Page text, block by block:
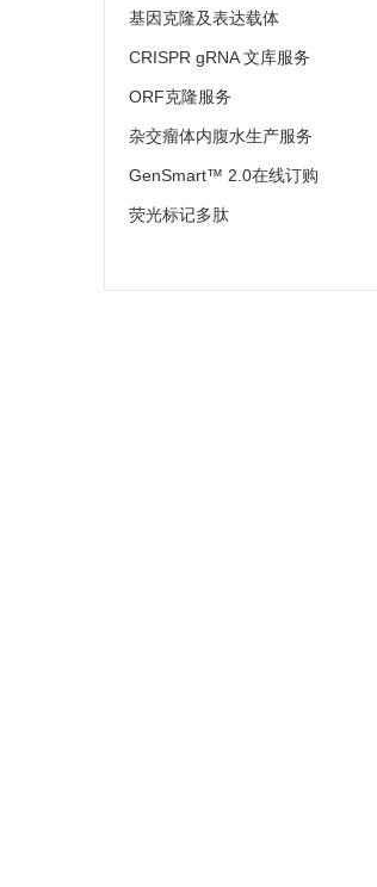
基因克隆及表达载体
CRISPR gRNA 文库服务
ORF克隆服务
杂交瘤体内腹水生产服务
GenSmart™ 2.0在线订购
荧光标记多肽